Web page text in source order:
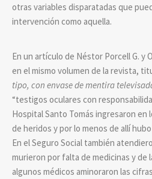
otras variables disparatadas que
intervención como aquella.
En un artículo de Néstor Porcell G. y
en el mismo volumen de la revista,
tipo, con envase de mentira
“testigos oculares con
Hospital Santo Tomás ingresaron en
de heridos y por lo menos de allí
En el Seguro Social también
murieron por falta de medicinas y de
algunos médicos aminoraron las